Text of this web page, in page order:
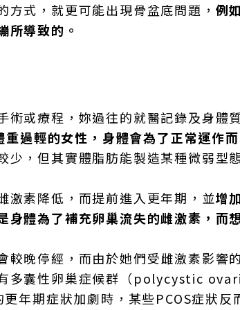
式，就更可能出現骨盆底問題， 例
所導致的。
術或療程，妳過往的就醫記錄及身
重過輕的女性，身體會為了正常運作
少，但其實體脂肪能製造某種微弱型
激素降低，而提前進入更年期，並增
體為了補充卵巢流失的雌激素，而
較晚停經，而由於她們受雌激素影響
多囊性卵巢症候群（polycystic
年期症狀加劇時，某些PCOS症狀反